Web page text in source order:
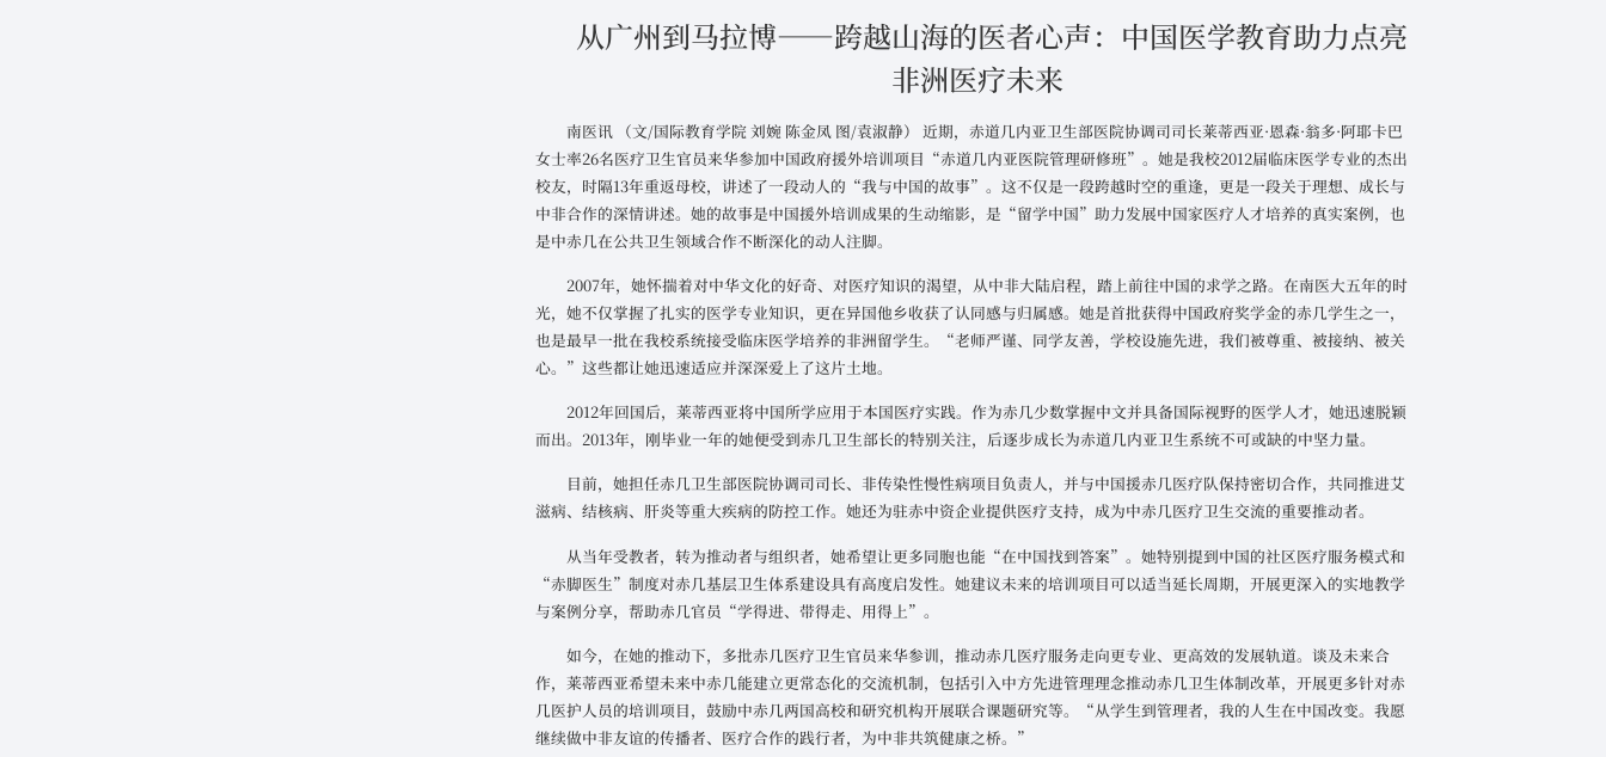
从广州到马拉博——跨越山海的医者心声：中国医学教育助力点亮
非洲医疗未来
南医讯 （文/国际教育学院 刘婉 陈金凤 图/袁淑静） 近期，赤道几内亚卫生部医院协调司司长莱蒂西亚·恩森·翁多·阿耶卡巴
女士率26名医疗卫生官员来华参加中国政府援外培训项目“赤道几内亚医院管理研修班”。她是我校2012届临床医学专业的杰出
校友，时隔13年重返母校，讲述了一段动人的“我与中国的故事”。这不仅是一段跨越时空的重逢，更是一段关于理想、成长与
中非合作的深情讲述。她的故事是中国援外培训成果的生动缩影，是“留学中国”助力发展中国家医疗人才培养的真实案例，也
是中赤几在公共卫生领域合作不断深化的动人注脚。
2007年，她怀揣着对中华文化的好奇、对医疗知识的渴望，从中非大陆启程，踏上前往中国的求学之路。在南医大五年的时
光，她不仅掌握了扎实的医学专业知识，更在异国他乡收获了认同感与归属感。她是首批获得中国政府奖学金的赤几学生之一，
也是最早一批在我校系统接受临床医学培养的非洲留学生。“老师严谨、同学友善，学校设施先进，我们被尊重、被接纳、被关
心。”这些都让她迅速适应并深深爱上了这片土地。
2012年回国后，莱蒂西亚将中国所学应用于本国医疗实践。作为赤几少数掌握中文并具备国际视野的医学人才，她迅速脱颖
而出。2013年，刚毕业一年的她便受到赤几卫生部长的特别关注，后逐步成长为赤道几内亚卫生系统不可或缺的中坚力量。
目前，她担任赤几卫生部医院协调司司长、非传染性慢性病项目负责人，并与中国援赤几医疗队保持密切合作，共同推进艾
滋病、结核病、肝炎等重大疾病的防控工作。她还为驻赤中资企业提供医疗支持，成为中赤几医疗卫生交流的重要推动者。
从当年受教者，转为推动者与组织者，她希望让更多同胞也能“在中国找到答案”。她特别提到中国的社区医疗服务模式和
“赤脚医生”制度对赤几基层卫生体系建设具有高度启发性。她建议未来的培训项目可以适当延长周期，开展更深入的实地教学
与案例分享，帮助赤几官员“学得进、带得走、用得上”。
如今，在她的推动下，多批赤几医疗卫生官员来华参训，推动赤几医疗服务走向更专业、更高效的发展轨道。谈及未来合
作，莱蒂西亚希望未来中赤几能建立更常态化的交流机制，包括引入中方先进管理理念推动赤几卫生体制改革，开展更多针对赤
几医护人员的培训项目，鼓励中赤几两国高校和研究机构开展联合课题研究等。“从学生到管理者，我的人生在中国改变。我愿
继续做中非友谊的传播者、医疗合作的践行者，为中非共筑健康之桥。”